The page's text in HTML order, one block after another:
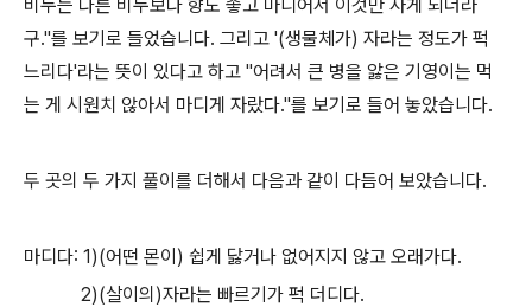
비누는 다른 비누보다 향도 좋고 마디어서 이것만 사게 되더라
구."를 보기로 들었습니다. 그리고 '(생물체가) 자라는 정도가 퍽
느리다'라는 뜻이 있다고 하고 "어려서 큰 병을 앓은 기영이는 먹
는 게 시원치 않아서 마디게 자랐다."를 보기로 들어 놓았습니다.
두 곳의 두 가지 풀이를 더해서 다음과 같이 다듬어 보았습니다.
마디다: 1)(어떤 몬이) 쉽게 닳거나 없어지지 않고 오래가다.
2)(살이의)자라는 빠르기가 퍽 더디다.